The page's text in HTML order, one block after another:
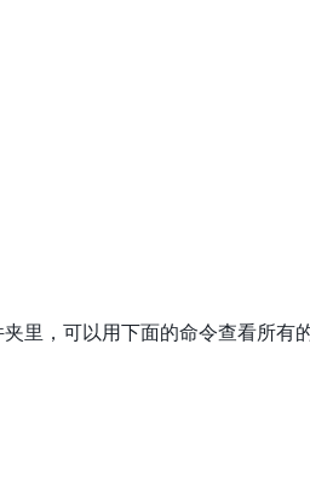
里，可以用下面的命令查看所有